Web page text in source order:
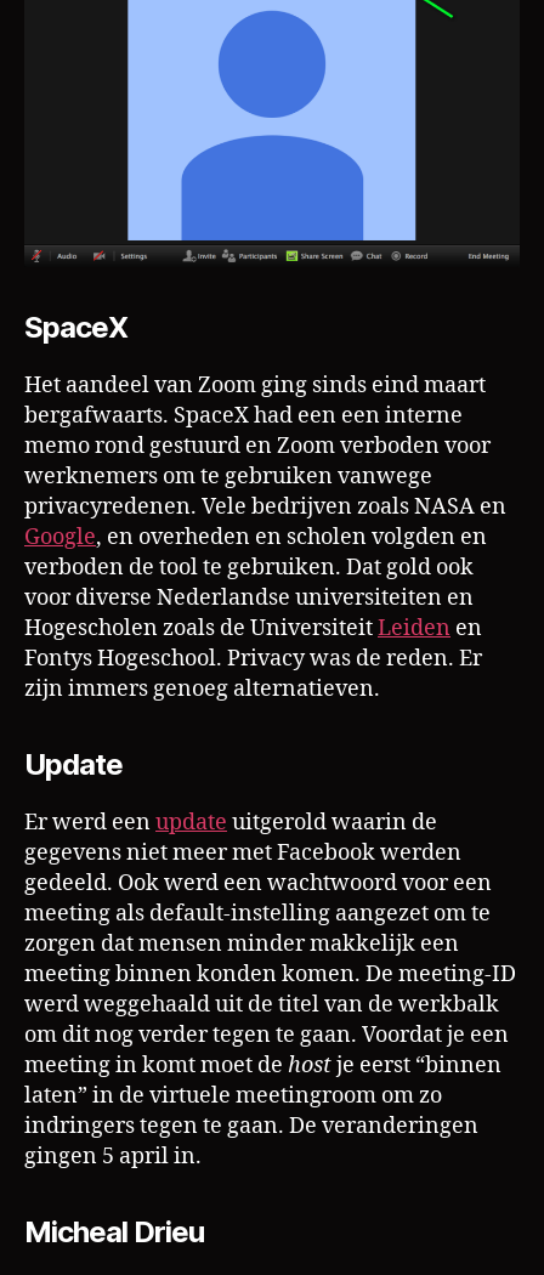
SpaceX
Het aandeel van Zoom ging sinds eind maart
bergafwaarts. SpaceX had een een interne
memo rond gestuurd en Zoom verboden voor
werknemers om te gebruiken vanwege
privacyredenen. Vele bedrijven zoals NASA en
Google, en overheden en scholen volgden en
verboden de tool te gebruiken. Dat gold ook
voor diverse Nederlandse universiteiten en
Hogescholen zoals de UniversiteitLeiden en
Fontys Hogeschool. Privacy was de reden. Er
zijn immers genoeg alternatieven.
Update
Er werd eenupdate uitgerold waarin de
gegevens niet meer met Facebook werden
gedeeld. Ook werd een wachtwoord voor een
meeting als default-instelling aangezet om te
zorgen dat mensen minder makkelijk een
meeting binnen konden komen. De meeting-ID
werd weggehaald uit de titel van de werkbalk
om dit nog verder tegen te gaan. Voordat je een
meeting in komt moet de hostje eerst “binnen
laten” in de virtuele meetingroom om zo
indringers tegen te gaan. De veranderingen
gingen 5 april in.
Micheal Drieu